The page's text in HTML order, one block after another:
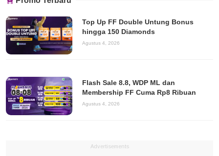
Top Up FF Double Untung Bonus
hingga 150 Diamonds
Agustus 4, 2026
Flash Sale 8.8, WDP ML dan
Membership FF Cuma Rp8 Ribuan
Agustus 4, 2026
Advertisements